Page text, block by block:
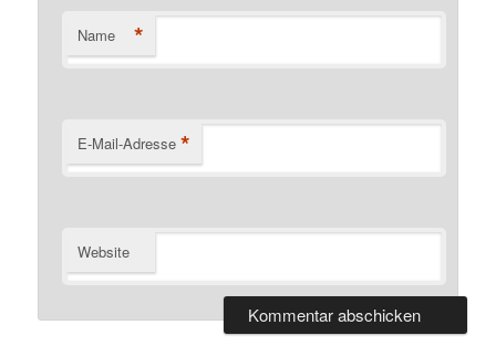
Name *
E-Mail-Adresse *
Website